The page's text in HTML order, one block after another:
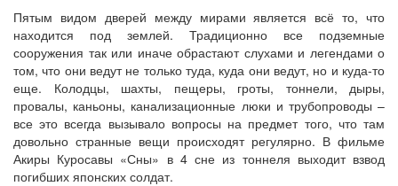
Пятым видом дверей между мирами является всё то, что
находится под землей. Традиционно все подземные
сооружения так или иначе обрастают слухами и легендами о
том, что они ведут не только туда, куда они ведут, но и куда-то
еще. Колодцы, шахты, пещеры, гроты, тоннели, дыры,
провалы, каньоны, канализационные люки и трубопроводы –
все это всегда вызывало вопросы на предмет того, что там
довольно странные вещи происходят регулярно. В фильме
Акиры Куросавы «Сны» в 4 сне из тоннеля выходит взвод
погибших японских солдат.